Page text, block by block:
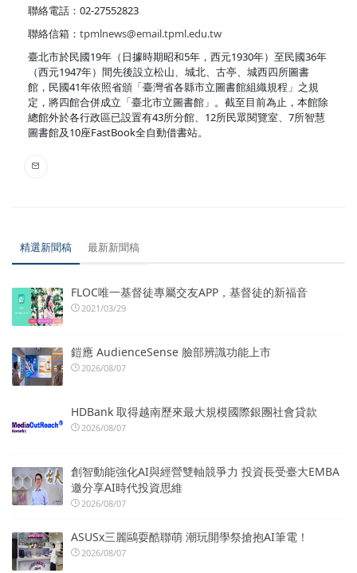
聯絡電話：02-27552823
聯絡信箱： tpmlnews@email.tpml.edu.tw
臺北市於民國19年（日據時期昭和5年，西元1930年）至民國36年
（西元1947年）間先後設立松山、城北、古亭、城西四所圖書
館，民國41年依照省頒「臺灣省各縣市立圖書館組織規程」之規
定，將四館合併成立「臺北市立圖書館」。截至目前為止，本館除
總館外於各行政區已設置有43所分館、12所民眾閱覽室、7所智慧
圖書館及10座FastBook全自動借書站。
精選新聞稿 最新新聞稿
FLOC唯一基督徒專屬交友APP，基督徒的新福音
2021/03/29
鎧應 AudienceSense 臉部辨識功能上市
2026/08/07
HDBank 取得越南歷來最大規模國際銀團社會貸款
2026/08/07
創智動能強化AI與經營雙軸競爭力 投資長受臺大EMBA
邀分享AI時代投資思維
2026/08/07
ASUSx三麗鷗耍酷聯萌 潮玩開學祭搶抱AI筆電！
2026/08/07